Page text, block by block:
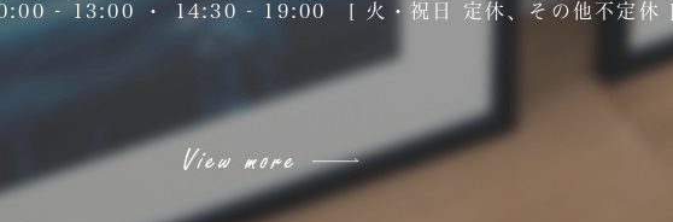
- 13:00 ・ 14:30 - 19:00 [ 火・祝日 定休、その他不定休 ]